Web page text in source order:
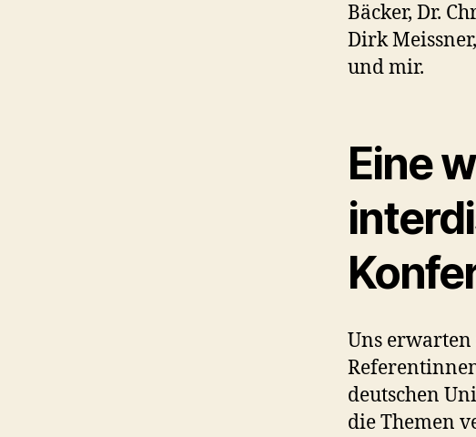
Bäcker, Dr.
Dirk
und mir.
Eine
Uns erwarten
deutschen
die Themen